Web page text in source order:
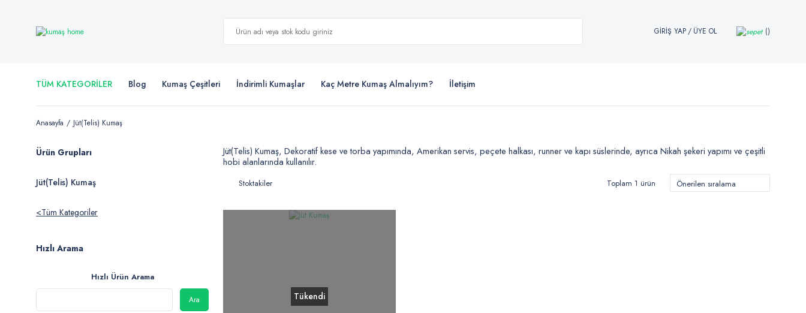
GİRİŞ YAP/ ÜYE OL
TÜM KATEGORİLER Blog Kumaş Çeşitleri İndirimli Kumaşlar Kaç Metre Kumaş Almalıyım? İletişim
Anasayfa Jüt(Telis) Kumaş
Ürün Grupları
Jüt(Telis) Kumaş
Tüm Kategoriler
Hızlı Arama
Hızlı Ürün Arama
Ara
Jüt(Telis) Kumaş, Dekoratif kese ve torba yapımında, Amerikan servis, peçete halkası, runner ve kapı süslerinde, ayrıca Nikah şekeri yapımı ve çeşitli
hobi alanlarında kullanılır.
Stoktakiler Toplam 1 ürün
Tükendi